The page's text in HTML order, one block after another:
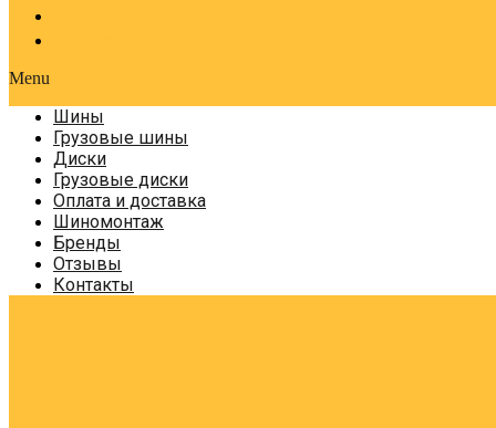
Menu
Шины
Грузовые шины
Диски
Грузовые диски
Оплата и доставка
Шиномонтаж
Бренды
Отзывы
Контакты